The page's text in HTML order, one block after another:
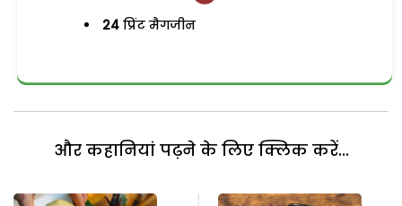
24 प्रिंट मैगजीन
और कहानियां पढ़ने के लिए क्लिक करें...